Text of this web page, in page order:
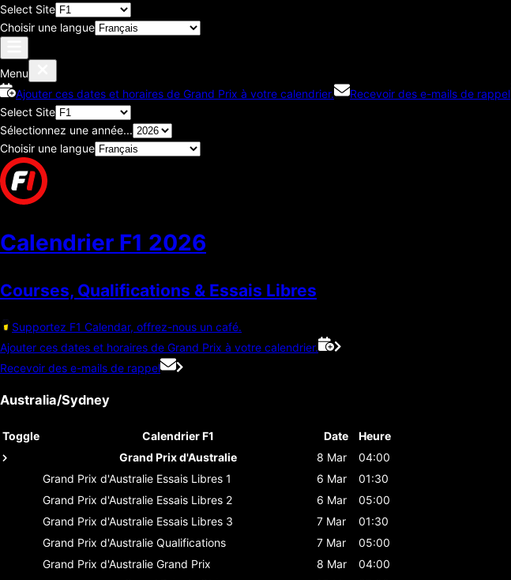
Select Site
Choisir une langue
Menu
Ajouter ces dates et horaires de Grand Prix à votre calendrier.
Recevoir des e-mails de rappel
Select Site
Sélectionnez une année...
Choisir une langue
Calendrier F1 2026
Courses, Qualifications & Essais Libres
Supportez F1 Calendar, offrez-nous un café.
Ajouter ces dates et horaires de Grand Prix à votre calendrier.
Recevoir des e-mails de rappel
Australia/Sydney
Toggle Calendrier F1 Date
Heure
Grand Prix d'Australie
8 Mar
04:00
Grand Prix d'Australie Essais Libres 1 6 Mar
01:30
Grand Prix d'Australie Essais Libres 2 6 Mar
05:00
Grand Prix d'Australie Essais Libres 3 7 Mar
01:30
Grand Prix d'Australie Qualifications 7 Mar
05:00
Grand Prix d'Australie Grand Prix 8 Mar
04:00